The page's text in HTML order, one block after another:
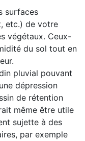
surfaces
etc.) de votre
végétaux. Ceux-
du sol tout en
pluvial pouvant
dépression
de rétention
même être utile
sujette à des
par exemple